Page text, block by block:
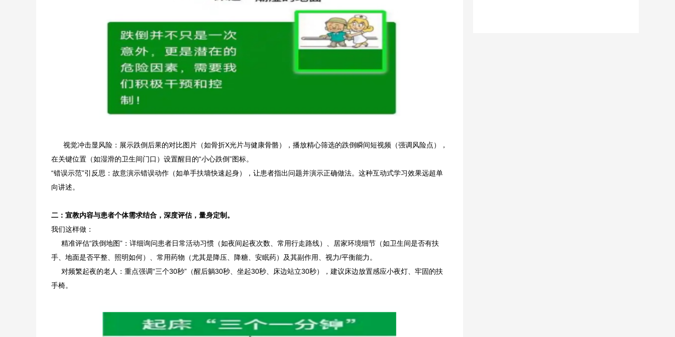
视觉冲击显风险：展示跌倒后果的对比图片（如骨折X光片与健康骨骼），播放精心筛选的跌倒瞬间短视频（强调风险点），
在关键位置（如湿滑的卫生间门口）设置醒目的“小心跌倒”图标。
“错误示范”引反思：故意演示错误动作（如单手扶墙快速起身），让患者指出问题并演示正确做法。这种互动式学习效果远超单
向讲述。
二：宣教内容与患者个体需求结合，深度评估，量身定制。
我们这样做：
精准评估“跌倒地图”：详细询问患者日常活动习惯（如夜间起夜次数、常用行走路线）、居家环境细节（如卫生间是否有扶
手、地面是否平整、照明如何）、常用药物（尤其是降压、降糖、安眠药）及其副作用、视力/平衡能力。
对频繁起夜的老人：重点强调“三个30秒”（醒后躺30秒、坐起30秒、床边站立30秒），建议床边放置感应小夜灯、牢固的扶
手椅。